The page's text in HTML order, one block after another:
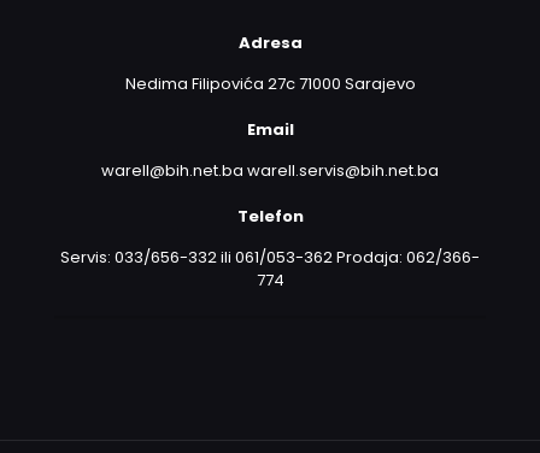
Adresa
Nedima Filipovića 27c 71000 Sarajevo
Email
warell@bih.net.ba warell.servis@bih.net.ba
Telefon
Servis: 033/656-332 ili 061/053-362 Prodaja: 062/366-
774